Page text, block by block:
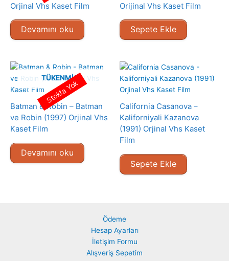
Orjinal Vhs Kaset Film
Devamını oku
Orijinal Vhs Kaset Film
Sepete Ekle
TÜKENMIŞ
Batman & Robin – Batman
ve Robin (1997) Orjinal Vhs
Kaset Film
Devamını oku
Stokta Yok
California Casanova –
Kaliforniyali Kazanova
(1991) Orjinal Vhs Kaset
Film
Sepete Ekle
Ödeme
Hesap Ayarları
İletişim Formu
Alışveriş Sepetim